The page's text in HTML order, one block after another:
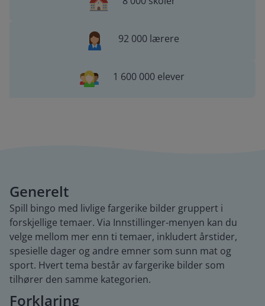
92 000 lærere
1 600 000 elever
Generelt
Spill bingo med livlige fargerike bilder gruppert i
forskjellige temaer. Via Innstillinger-menyen kan du
velge mellom mer enn ti temaer, inkludert årstider,
spesielle dager og andre emner som sunn mat og
sport. Hvert tema består av fargerike bilder som
tilhører den samme kategorien.
Forklaring